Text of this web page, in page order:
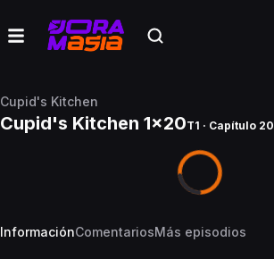
Cupid's Kitchen
Cupid's Kitchen 1x20T1 · Capítulo 20
InformaciónComentariosMás episodios